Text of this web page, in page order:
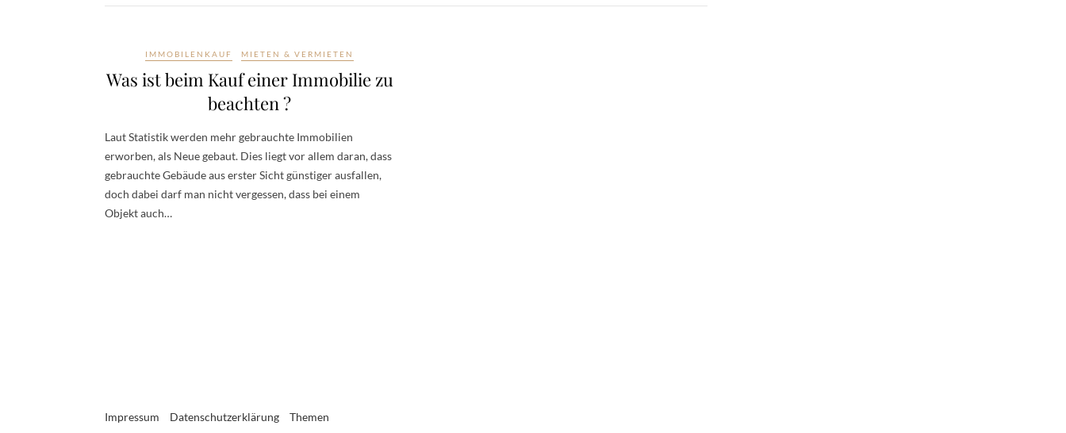
IMMOBILENKAUF MIETEN & VERMIETEN
Was ist beim Kauf einer Immobilie zu
beachten ?
Laut Statistik werden mehr gebrauchte Immobilien
erworben, als Neue gebaut. Dies liegt vor allem daran, dass
gebrauchte Gebäude aus erster Sicht günstiger ausfallen,
doch dabei darf man nicht vergessen, dass bei einem
Objekt auch…
Impressum Datenschutzerklärung Themen